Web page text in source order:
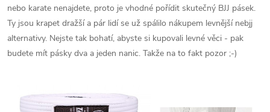
nebo karate nenajdete, proto je vhodné pořídit skutečný BJJ pásek.
Ty jsou krapet dražší a pár lidí se už spálilo nákupem levnější nebjj
alternativy. Nejste tak bohatí, abyste si kupovali levné věci - pak
budete mít pásky dva a jeden nanic. Takže na to fakt pozor ;-)